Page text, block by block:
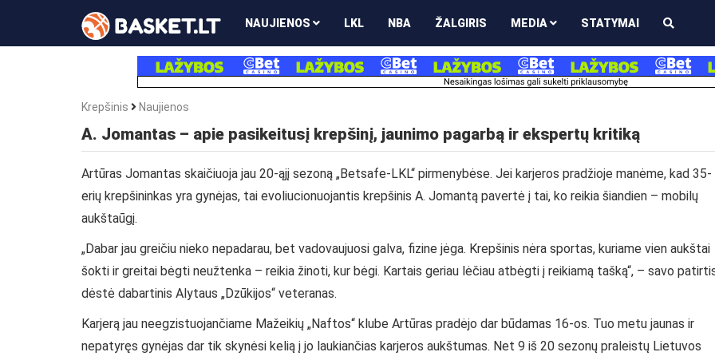
NAUJIENOS LKL NBA ŽALGIRIS MEDIA STATYMAI
Krepšinis Naujienos
A. Jomantas – apie pasikeitusį krepšinį, jaunimo pagarbą ir ekspertų kritiką
Artūras Jomantas skaičiuoja jau 20-ąjį sezoną „Betsafe-LKL“ pirmenybėse. Jei karjeros pradžioje manėme, kad 35-
erių krepšininkas yra gynėjas, tai evoliucionuojantis krepšinis A. Jomantą pavertė į tai, ko reikia šiandien – mobilų
aukštaūgį.
„Dabar jau greičiu nieko nepadarau, bet vadovaujuosi galva, fizine jėga. Krepšinis nėra sportas, kuriame vien aukštai
šokti ir greitai bėgti neužtenka – reikia žinoti, kur bėgi. Kartais geriau lėčiau atbėgti į reikiamą tašką“, – savo
dėstė dabartinis Alytaus „Dzūkijos“ veteranas.
Karjerą jau neegzistuojančiame Mažeikių „Naftos“ klube Artūras pradėjo dar būdamas 16-os. Tuo metu jaunas ir
nepatyręs gynėjas dar tik skynėsi kelią į jo laukiančias karjeros aukštumas. Net 9 iš 20 sezonų praleistų Lietuvos